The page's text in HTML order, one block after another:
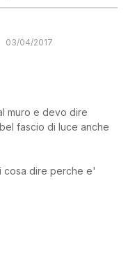
03/04/2017
muro e devo dire
fascio di luce anche
cosa dire perche e'